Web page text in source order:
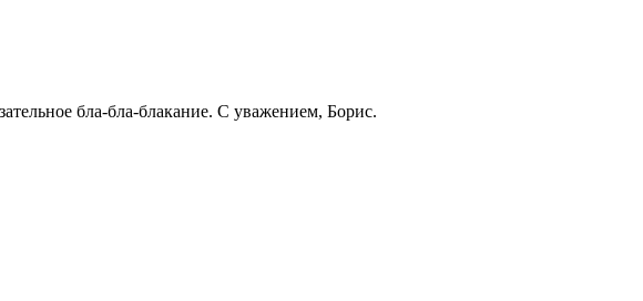
бла-бла-блакание. С уважением, Борис.